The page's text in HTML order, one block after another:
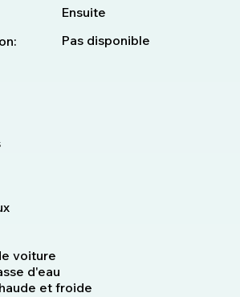
Ensuite
Pas disponible
voiture
d'eau
et froide